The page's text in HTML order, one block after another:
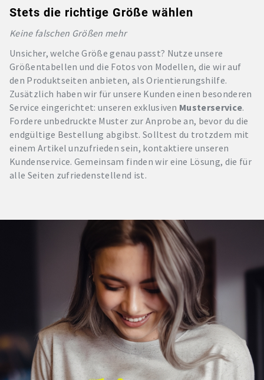
Stets die richtige Größe wählen
Keine falschen Größen mehr
Unsicher, welche Größe genau passt? Nutze unsere
Größentabellen und die Fotos von Modellen, die wir auf
den Produktseiten anbieten, als Orientierungshilfe.
Zusätzlich haben wir für unsere Kunden einen besonderen
Service eingerichtet: unseren exklusiven Musterservice.
Fordere unbedruckte Muster zur Anprobe an, bevor du die
endgültige Bestellung abgibst. Solltest du trotzdem mit
einem Artikel unzufrieden sein, kontaktiere unseren
Kundenservice. Gemeinsam finden wir eine Lösung, die für
alle Seiten zufriedenstellend ist.